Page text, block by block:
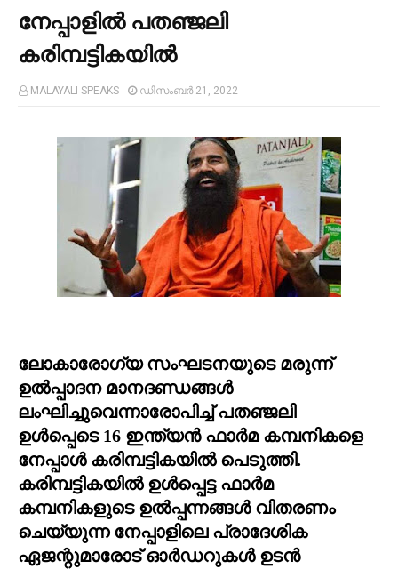
നേപ്പാളിൽ പതഞ്ജലി
കരിമ്പട്ടികയിൽ
MALAYALI SPEAKS ഡിസംബർ 21, 2022
ലോകാരോഗ്യ സംഘടനയുടെ മരുന്ന്
ഉൽപ്പാദന മാനദണ്ഡങ്ങൾ
ലംഘിച്ചുവെന്നാരോപിച്ച് പതഞ്ജലി
ഉൾപ്പെടെ 16 ഇന്ത്യൻ ഫാർമ കമ്പനികളെ
നേപ്പാൾ കരിമ്പട്ടികയിൽ പെടുത്തി.
കരിമ്പട്ടികയിൽ ഉൾപ്പെട്ട ഫാർമ
കമ്പനികളുടെ ഉൽപ്പന്നങ്ങൾ വിതരണം
ചെയ്യുന്ന നേപ്പാളിലെ പ്രാദേശിക
ഏജന്റുമാരോട് ഓർഡറുകൾ ഉടൻ